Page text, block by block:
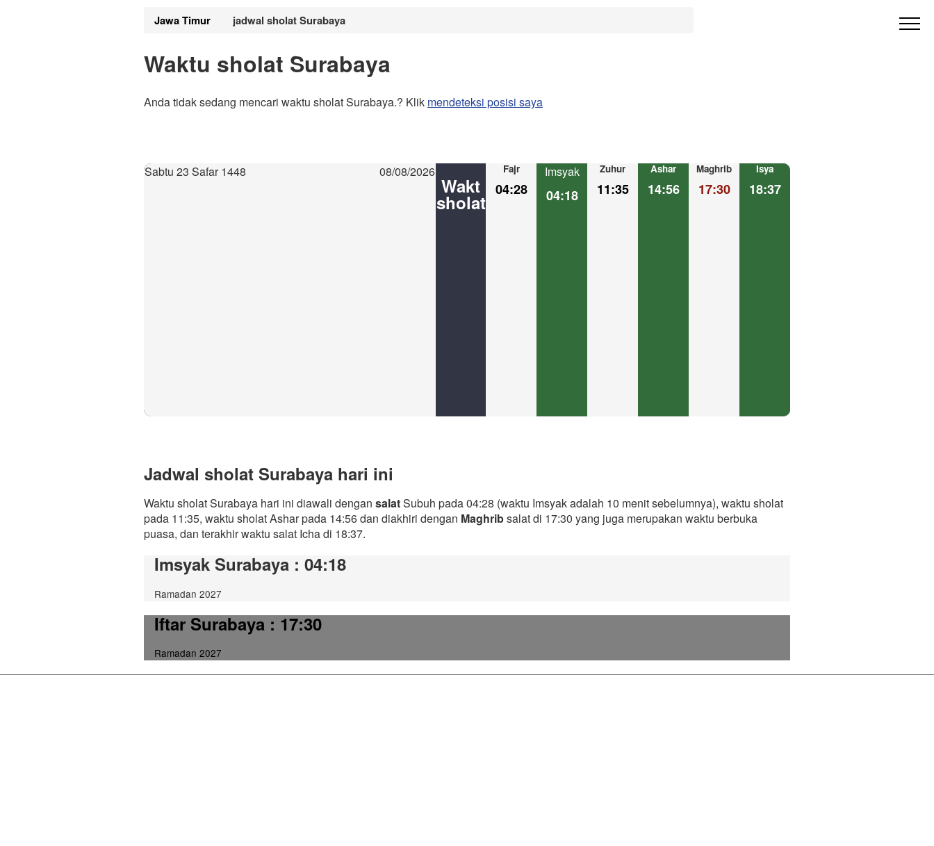
Jawa Timur jadwal sholat Surabaya
Waktu sholat Surabaya
Anda tidak sedang mencari waktu sholat Surabaya.? Klik mendeteksi posisi saya
Sabtu 23 Safar 1448 08/08/2026
Wakt
sholat
Fajr
04:28
Imsyak
04:18
Zuhur
11:35
Ashar
14:56
Maghrib
17:30
Isya
18:37
Jadwal sholat Surabaya hari ini
Waktu sholat Surabaya hari ini diawali dengan salatSubuh pada 04:28 (waktu Imsyak adalah 10 menit sebelumnya), waktu sholat
pada 11:35, waktu sholat Ashar pada 14:56 dan diakhiri dengan Maghribsalat di 17:30 yang juga merupakan waktu berbuka
puasa, dan terakhir waktu salat Icha di 18:37.
Imsyak Surabaya : 04:18
Ramadan 2027
Iftar Surabaya: 17:30
Ramadan 2027